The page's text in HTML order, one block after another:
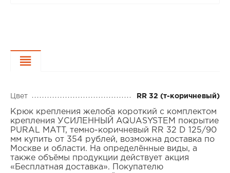
Цвет RR 32 (т-коричневый)
Крюк крепления желоба короткий с комплектом
крепления УСИЛЕННЫЙ AQUASYSTEM покрытие
PURAL MATT, темно-коричневый RR 32 D 125/90
мм купить от 354 рублей, возможна доставка по
Москве и области. На определённые виды, а
также объёмы продукции действует акция
«Бесплатная доставка». Покупателю